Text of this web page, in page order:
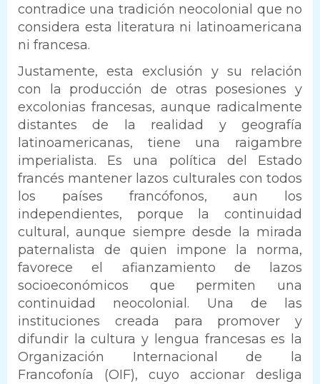
contradice una tradición neocolonial que no
considera esta literatura ni latinoamericana
ni francesa.
Justamente, esta exclusión y su relación
con la producción de otras posesiones y
excolonias francesas, aunque radicalmente
distantes de la realidad y geografía
latinoamericanas, tiene una raigambre
imperialista. Es una política del Estado
francés mantener lazos culturales con todos
los países francófonos, aun los
independientes, porque la continuidad
cultural, aunque siempre desde la mirada
paternalista de quien impone la norma,
favorece el afianzamiento de lazos
socioeconómicos que permiten una
continuidad neocolonial. Una de las
instituciones creada para promover y
difundir la cultura y lengua francesas es la
Organización Internacional de la
Francofonía (OIF), cuyo accionar desliga